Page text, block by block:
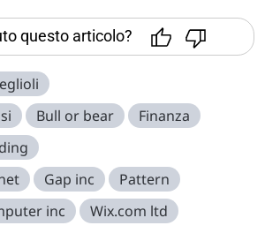
questo articolo?
Bull or bear
Finanza
Gap inc
Pattern
inc
Wix.com ltd